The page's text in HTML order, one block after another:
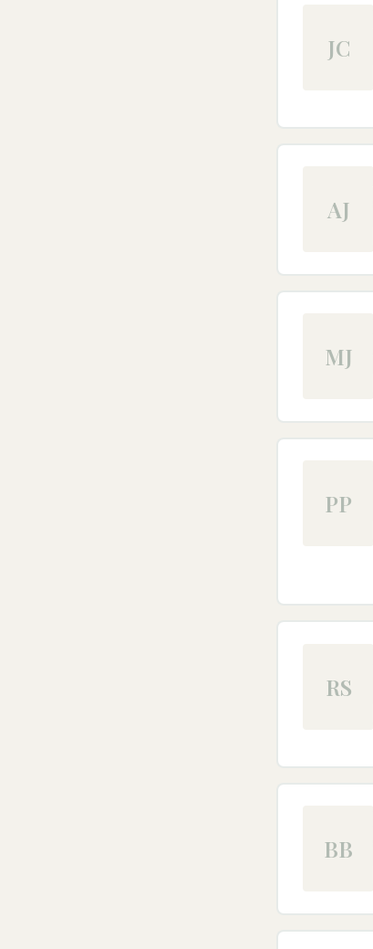
JC
AJ
MJ
PP
RS
BB